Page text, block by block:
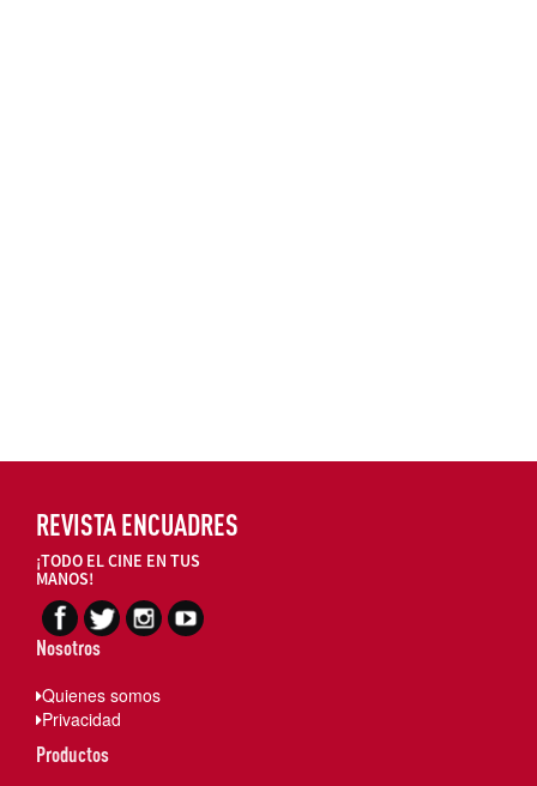
REVISTA ENCUADRES
¡TODO EL CINE EN TUS
MANOS!
Nosotros
Quienes somos
Privacidad
Productos